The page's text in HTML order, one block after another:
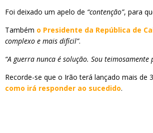
Foi deixado um apelo de “contenção”, para
Também o Presidente da República de
complexo e mais difícil”.
“A guerra nunca é solução. Sou
Recorde-se que o Irão terá lançado mais
como irá responder ao sucedido.